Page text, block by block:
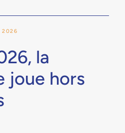
la
joue hors
2026